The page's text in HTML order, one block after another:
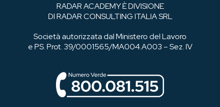
RADAR ACADEMY È DIVISIONE
DI RADAR CONSULTING ITALIA SRL
Società autorizzata dal Ministero del Lavoro
e PS. Prot. 39/0001565/MA004.A003 – Sez. IV